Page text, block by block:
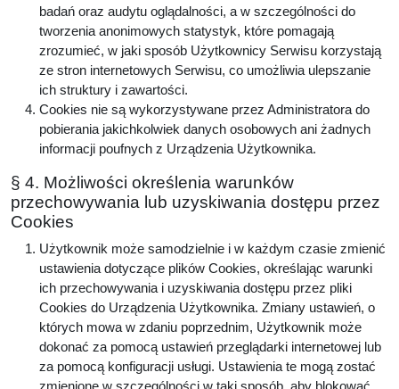
badań oraz audytu oglądalności, a w szczególności do
tworzenia anonimowych statystyk, które pomagają
zrozumieć, w jaki sposób Użytkownicy Serwisu korzystają
ze stron internetowych Serwisu, co umożliwia ulepszanie
ich struktury i zawartości.
Cookies nie są wykorzystywane przez Administratora do
pobierania jakichkolwiek danych osobowych ani żadnych
informacji poufnych z Urządzenia Użytkownika.
§ 4. Możliwości określenia warunków
przechowywania lub uzyskiwania dostępu przez
Cookies
Użytkownik może samodzielnie i w każdym czasie zmienić
ustawienia dotyczące plików Cookies, określając warunki
ich przechowywania i uzyskiwania dostępu przez pliki
Cookies do Urządzenia Użytkownika. Zmiany ustawień, o
których mowa w zdaniu poprzednim, Użytkownik może
dokonać za pomocą ustawień przeglądarki internetowej lub
za pomocą konfiguracji usługi. Ustawienia te mogą zostać
zmienione w szczególności w taki sposób, aby blokować